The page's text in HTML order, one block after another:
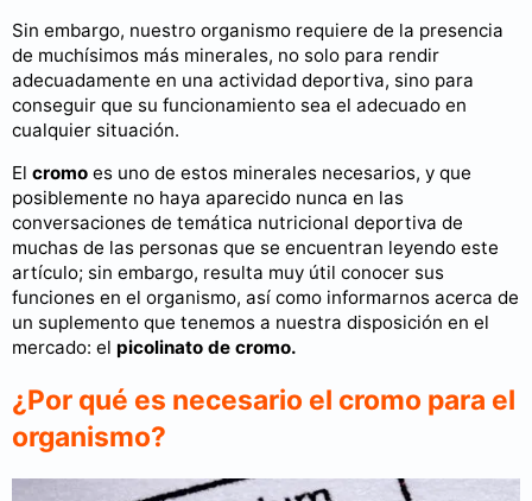
Sin embargo, nuestro organismo requiere de la presencia
de muchísimos más minerales, no solo para rendir
adecuadamente en una actividad deportiva, sino para
conseguir que su funcionamiento sea el adecuado en
cualquier situación.
El cromo es uno de estos minerales necesarios, y que
posiblemente no haya aparecido nunca en las
conversaciones de temática nutricional deportiva de
muchas de las personas que se encuentran leyendo este
artículo; sin embargo, resulta muy útil conocer sus
funciones en el organismo, así como informarnos acerca de
un suplemento que tenemos a nuestra disposición en el
mercado: el picolinato de cromo.
¿Por qué es necesario el cromo para el
organismo?